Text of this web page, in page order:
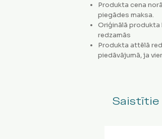
Produkta cena
piegādes maksa.
Oriģinālā produkta
redzamās
Produkta attēlā
piedāvājumā, ja